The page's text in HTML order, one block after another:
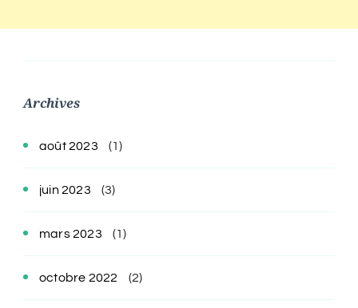
Archives
août 2023 (1)
juin 2023 (3)
mars 2023 (1)
octobre 2022 (2)